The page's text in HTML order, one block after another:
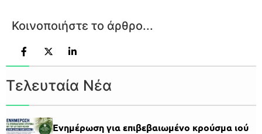
Κοινοποιήστε το άρθρο...
Τελευταία Νέα
Ενημέρωση για επιβεβαιωμένο κρούσμα ιού